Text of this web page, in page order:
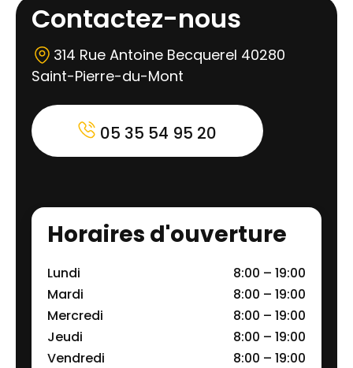
Contactez-nous
314 Rue Antoine Becquerel 40280
Saint-Pierre-du-Mont
05 35 54 95 20
Horaires d'ouverture
Lundi
8:00 – 19:00
Mardi
8:00 – 19:00
Mercredi
8:00 – 19:00
Jeudi
8:00 – 19:00
Vendredi
8:00 – 19:00